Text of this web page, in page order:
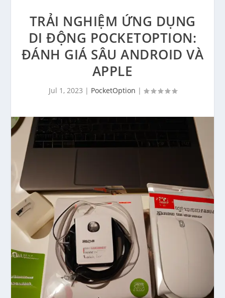
TRẢI NGHIỆM ỨNG DỤNG
DI ĐỘNG POCKETOPTION:
ĐÁNH GIÁ SÂU ANDROID VÀ
APPLE
Jul 1, 2023 | PocketOption |